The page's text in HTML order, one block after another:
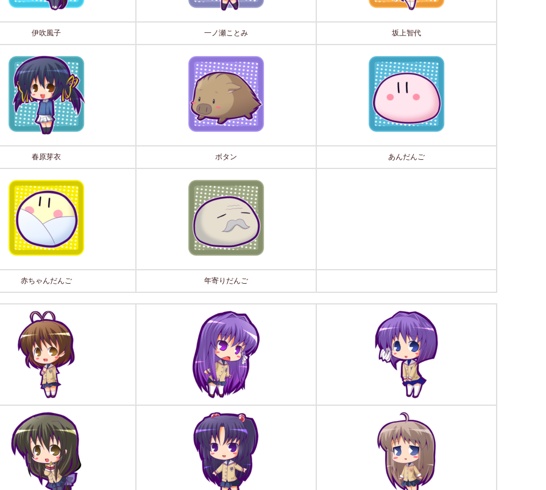
伊吹風子 一ノ瀬ことみ 坂上智代
春原芽衣 ボタン あんだんご
赤ちゃんだんご 年寄りだんご